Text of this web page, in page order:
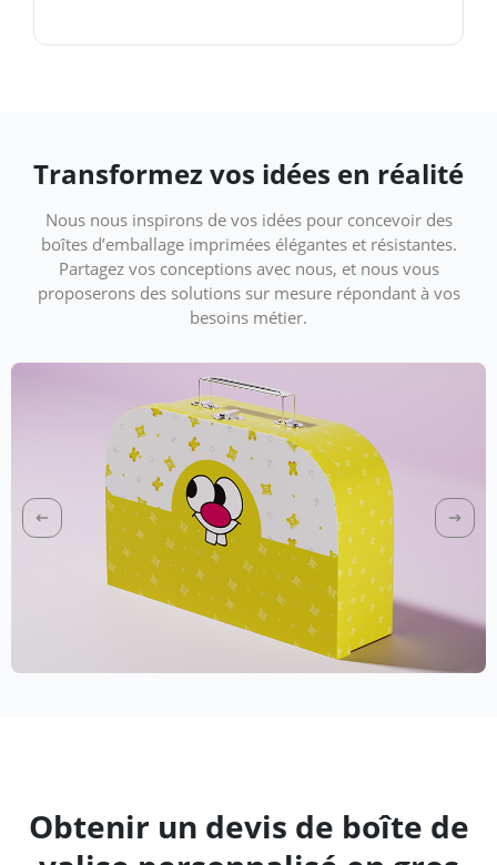
Transformez vos idées en réalité
Nous nous inspirons de vos idées pour concevoir des
boîtes d’emballage imprimées élégantes et résistantes.
Partagez vos conceptions avec nous, et nous vous
proposerons des solutions sur mesure répondant à vos
besoins métier.
Obtenir un devis de boîte de